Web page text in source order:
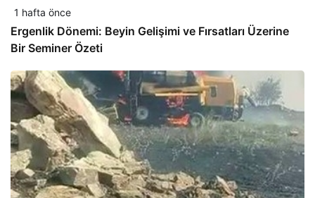
1 hafta önce
Ergenlik Dönemi: Beyin Gelişimi ve Fırsatları Üzerine
Bir Seminer Özeti